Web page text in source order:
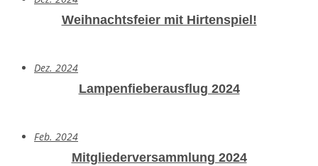
Weihnachtsfeier mit Hirtenspiel!
Dez. 2024
Lampenfieberausflug 2024
Feb. 2024
Mitgliederversammlung 2024